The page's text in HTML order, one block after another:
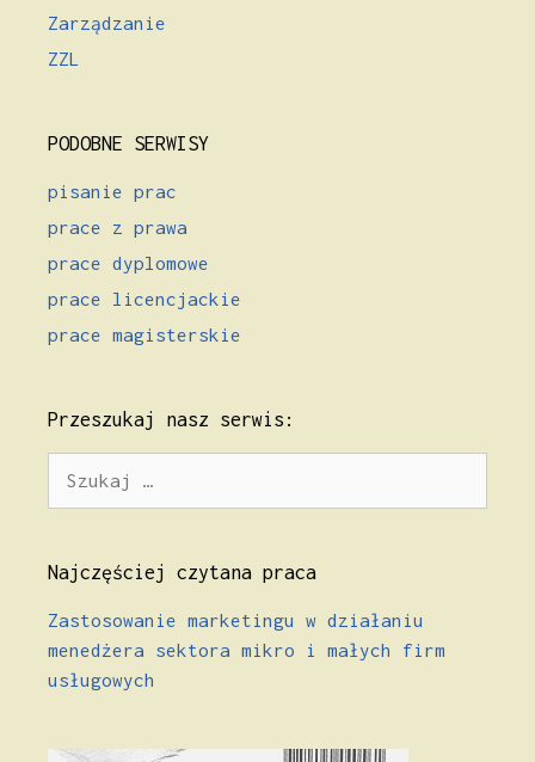
Zarządzanie
ZZL
PODOBNE SERWISY
pisanie prac
prace z prawa
prace dyplomowe
prace licencjackie
prace magisterskie
Przeszukaj nasz serwis:
Najczęściej czytana praca
Zastosowanie marketingu w działaniu
menedżera sektora mikro i małych firm
usługowych